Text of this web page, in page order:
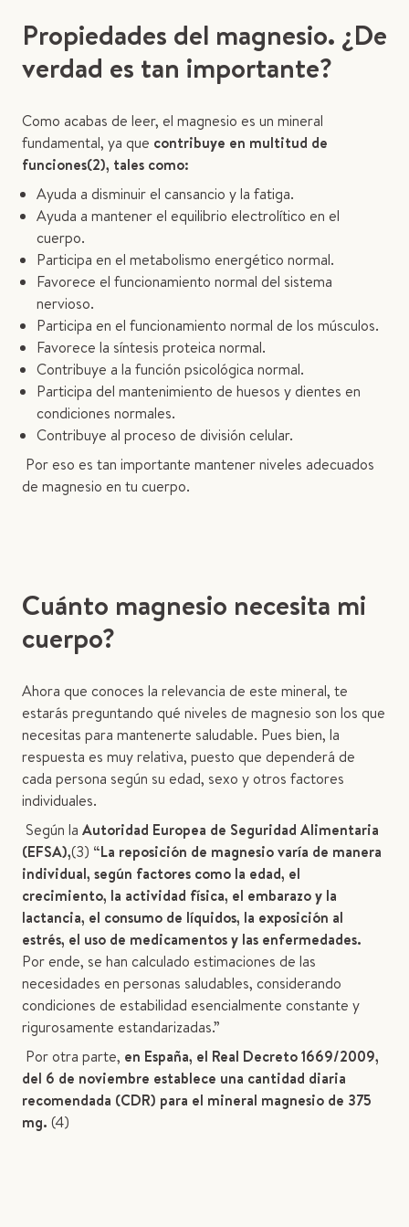
Propiedades del magnesio. ¿De
verdad es tan importante?
Como acabas de leer, el magnesio es un mineral
fundamental, ya que contribuye en multitud de
funciones(2), tales como:
Ayuda a disminuir el cansancio y la fatiga.
Ayuda a mantener el equilibrio electrolítico en el
cuerpo.
Participa en el metabolismo energético normal.
Favorece el funcionamiento normal del sistema
nervioso.
Participa en el funcionamiento normal de los músculos.
Favorece la síntesis proteica normal.
Contribuye a la función psicológica normal.
Participa del mantenimiento de huesos y dientes en
condiciones normales.
Contribuye al proceso de división celular.
Por eso es tan importante mantener niveles adecuados
de magnesio en tu cuerpo.
Cuánto magnesio necesita mi
cuerpo?
Ahora que conoces la relevancia de este mineral, te
estarás preguntando qué niveles de magnesio son los que
necesitas para mantenerte saludable. Pues bien, la
respuesta es muy relativa, puesto que dependerá de
cada persona según su edad, sexo y otros factores
individuales.
Según la Autoridad Europea de Seguridad Alimentaria
(EFSA),(3) “La reposición de magnesio varía de manera
individual, según factores como la edad, el
crecimiento, la actividad física, el embarazo y la
lactancia, el consumo de líquidos, la exposición al
estrés, el uso de medicamentos y las enfermedades.
Por ende, se han calculado estimaciones de las
necesidades en personas saludables, considerando
condiciones de estabilidad esencialmente constante y
rigurosamente estandarizadas.”
Por otra parte, en España, el Real Decreto 1669/2009,
del 6 de noviembre establece una cantidad diaria
recomendada (CDR) para el mineral magnesio de 375
mg. (4)